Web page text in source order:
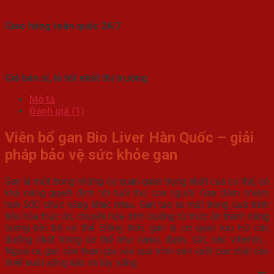
Giao hàng toàn quốc 24/7
Giá bán sỉ, lẻ tốt nhất thị trường
Mô tả
Đánh giá (1)
Viên bổ gan Bio Liver Hàn Quốc – giải
pháp bảo vệ sức khỏe gan
Gan là một trong những cơ quan quan trọng nhất của cơ thể, có
khả năng quyết định tới tuổi thọ con người. Gan đảm nhiệm
hơn 500 chức năng khác nhau. Gan tạo ra mật trong quá trình
tiêu hóa thức ăn, chuyển hóa dinh dưỡng từ thức ăn thành năng
lượng bồi bổ cơ thể. Đồng thời, gan là cơ quan lưu trữ các
dưỡng chất trong cơ thể như canxi, đạm, sắt, các vitamin,…
Ngoài ra, gan còn tham gia vào quá trình sản xuất các chất cần
thiết nuôi sống não và tủy sống.